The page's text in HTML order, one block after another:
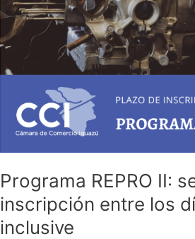
Programa REPRO II:
inscripción entre los
inclusive